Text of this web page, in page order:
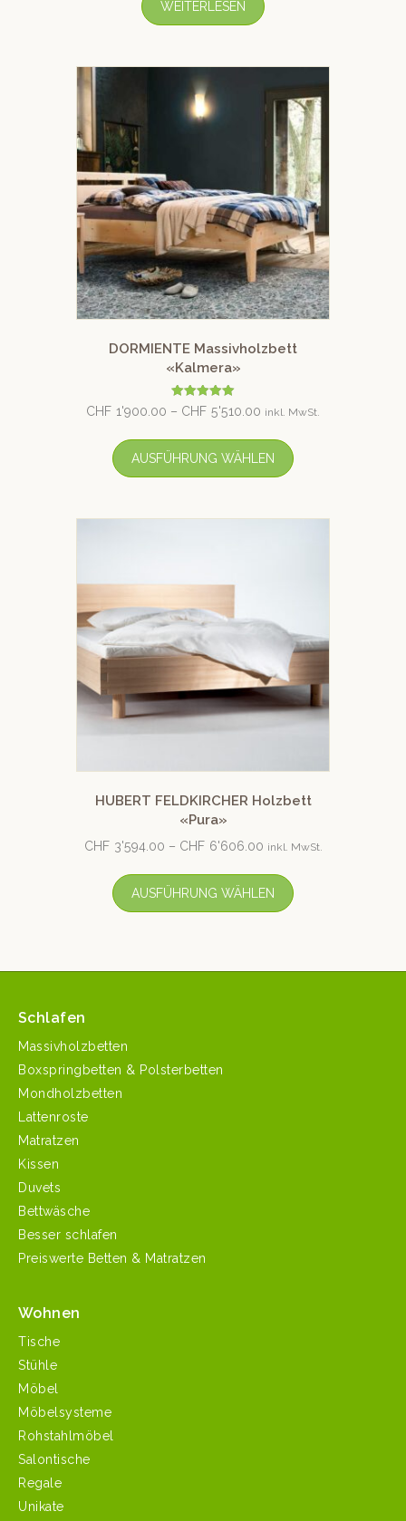
WEITERLESEN
DORMIENTE Massivholzbett
«Kalmera»
Bewertet mit
5.00
CHF 1'900.00 – CHF 5'510.00 inkl. MwSt.
AUSFÜHRUNG WÄHLEN
HUBERT FELDKIRCHER Holzbett
«Pura»
CHF 3'594.00 – CHF 6'606.00 inkl. MwSt.
AUSFÜHRUNG WÄHLEN
Schlafen
Massivholzbetten
Boxspringbetten & Polsterbetten
Mondholzbetten
Lattenroste
Matratzen
Kissen
Duvets
Bettwäsche
Besser schlafen
Preiswerte Betten & Matratzen
Wohnen
Tische
Stühle
Möbel
Möbelsysteme
Rohstahlmöbel
Salontische
Regale
Unikate